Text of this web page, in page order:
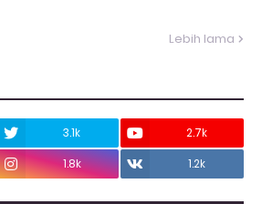
Lebih lama
3.1k
2.7k
1.8k 1.2k